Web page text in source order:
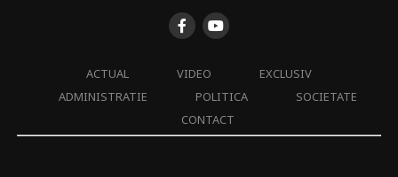
ACTUAL VIDEO
EXCLUSIV
ADMINISTRATIE
POLITICA
SOCIETATE
CONTACT